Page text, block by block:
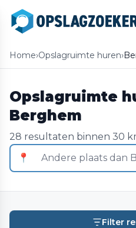
Home›Opslagruimte huren›
Opslagruimte
Berghem
28 resultaten binnen 30
📍
Filter